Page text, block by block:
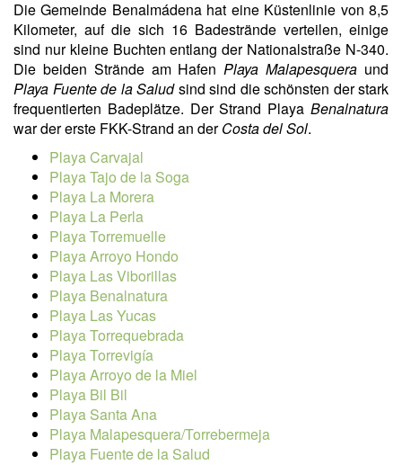
Die Gemeinde Benalmádena hat eine Küstenlinie von 8,5
Kilometer, auf die sich 16 Badestrände verteilen, einige
sind nur kleine Buchten entlang der Nationalstraße N-340.
Die beiden Strände am Hafen Playa Malapesquera und
Playa Fuente de la Saludsind sind die schönsten der stark
frequentierten Badeplätze. Der Strand Playa Benalnatura
war der erste FKK-Strand an derCosta del Sol.
Playa Carvajal
Playa Tajo de la Soga
Playa La Morera
Playa La Perla
Playa Torremuelle
Playa Arroyo Hondo
Playa Las Viborillas
Playa Benalnatura
Playa Las Yucas
Playa Torrequebrada
Playa Torrevigía
Playa Arroyo de la Miel
Playa Bil Bil
Playa Santa Ana
Playa Malapesquera/Torrebermeja
Playa Fuente de la Salud